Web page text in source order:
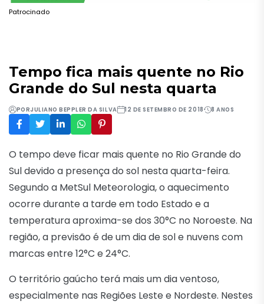
Patrocinado
Tempo fica mais quente no Rio
Grande do Sul nesta quarta
PORJULIANO BEPPLER DA SILVA 12 DE SETEMBRO DE 2018 8 ANOS
O tempo deve ficar mais quente no Rio Grande do
Sul devido a presença do sol nesta quarta-feira.
Segundo a MetSul Meteorologia, o aquecimento
ocorre durante a tarde em todo Estado e a
temperatura aproxima-se dos 30°C no Noroeste. Na
região, a previsão é de um dia de sol e nuvens com
marcas entre 12°C e 24°C.
O território gaúcho terá mais um dia ventoso,
especialmente nas Regiões Leste e Nordeste. Nestes